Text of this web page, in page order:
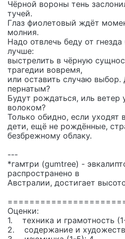
Чёрной вороны тень
тучей.
Глаз фиолетовый ждёт
молния.
Надо отвлечь беду от
лучше:
выстрелить в чёрную
трагедии вовремя,
или оставить случаю
пернатым?
Будут рождаться, иль ветер
волоком?
Только обидно, если уходят
дети, ещё не рождённые,
безбрежному облаку.
---
*гамтри (gumtree) -
распространено в
Австралии, достигает
Оценки:
1. техника и грамотность
2. содержание и